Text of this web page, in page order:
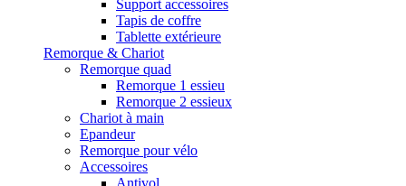
Support accessoires
Tapis de coffre
Tablette extérieure
Remorque & Chariot
Remorque quad
Remorque 1 essieu
Remorque 2 essieux
Chariot à main
Epandeur
Remorque pour vélo
Accessoires
Antivol